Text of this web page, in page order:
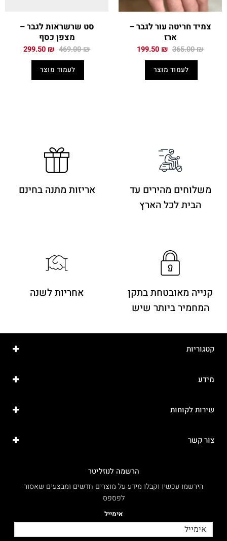
צמיד חריטה עור לגבר –
ארז
365.00₪ המחיר
365.00 ₪.
199.50₪ המחיר
לעמוד מוצר
סט שרשראות לגבר –
מצפן כסף
469.00₪ המחיר
469.00 ₪.
299.50₪ המחיר
לעמוד מוצר
משלוחים מהירים עד
הבית לכל הארץ
אריזות מתנה בחינם
קנייה מאובטחת בתקן
המחמיר ביותר שיש
אחריות לשנה
קטגוריות
מידע
שירות לקוחות
צור קשר
הרשמה לנוזליטר
הירשמו עכשיו וקבלו מידע על מוצרים חדשים ומבצעים שאסור
לפספס
אימייל